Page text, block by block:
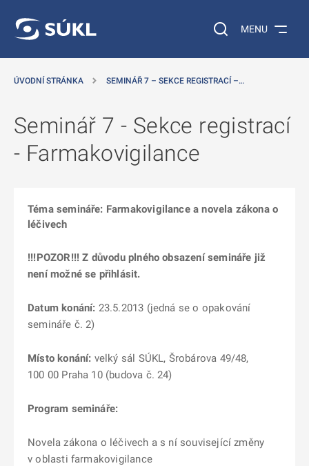
Vyhledávání na
MENU
ÚVODNÍ STRÁNKA SEMINÁŘ 7 – SEKCE REGISTRACÍ –…
Seminář 7 - Sekce registrací
- Farmakovigilance
Téma semináře: Farmakovigilance a novela zákona o
léčivech
!!!POZOR!!! Z důvodu plného obsazení semináře již
není možné se přihlásit.
Datum konání: 23.5.2013 (jedná se o opakování
semináře č. 2)
Místo konání: velký sál SÚKL, Šrobárova 49/48,
100 00 Praha 10 (budova č. 24)
Program semináře:
Novela zákona o léčivech a s ní související změny
v oblasti farmakovigilance